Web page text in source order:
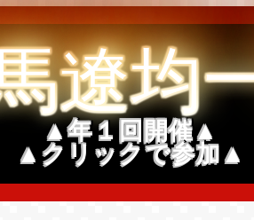
遼均
▲年１回開催▲
▲クリックで参加▲